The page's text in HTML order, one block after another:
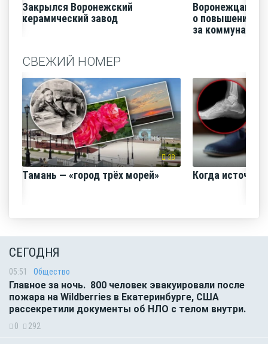
Закрылся Воронежский
керамический завод
Воронежцам
о повышении
за
СВЕЖИЙ НОМЕР
38
Тамань — «город трёх морей» Когда
СЕГОДНЯ
05:51 Общество
Главное за ночь. 800 человек эвакуировали после
пожара на Wildberries в Екатеринбурге, США
рассекретили документы об НЛО с телом внутри.
0 292